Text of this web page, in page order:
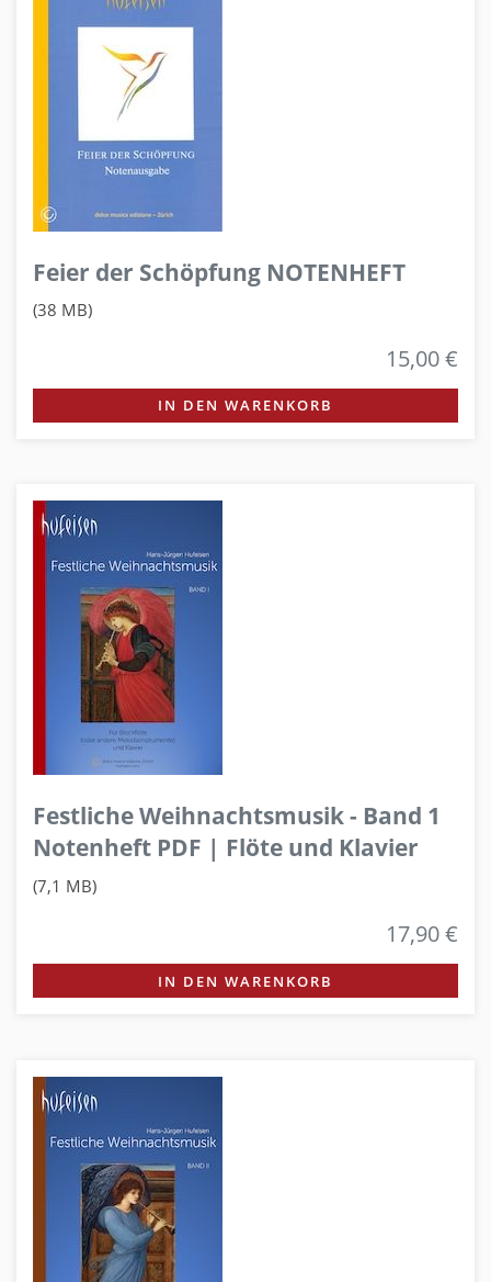
Feier der Schöpfung NOTENHEFT
(38 MB)
15,00 €
IN DEN WARENKORB
Festliche Weihnachtsmusik - Band 1
Notenheft PDF | Flöte und Klavier
(7,1 MB)
17,90 €
IN DEN WARENKORB